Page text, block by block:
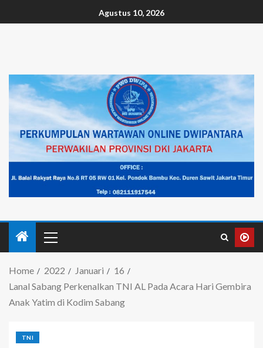
Agustus 10, 2026
Home 2022 Januari
16
Lanal Sabang Perkenalkan TNI AL Pada Acara Hari Gembira
Anak Yatim di Kodim Sabang
TNI